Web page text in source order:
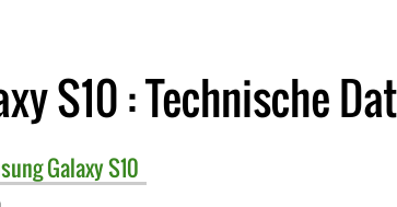
S10 : Technische
Galaxy S10